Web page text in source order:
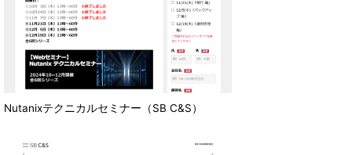
Nutanixテクニカルセミナー（SB C&S）